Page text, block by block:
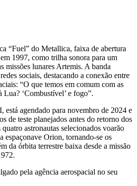
“Fuel” do Metallica, faixa de abertura
1997, como trilha sonora para um
missões lunares Artemis. A banda
sociais, destacando a conexão entre
“O que temos em comum com as
Lua? ‘Combustível’ e fogo”.
agendado para novembro de 2024 e
de teste planejados antes do retorno dos
astronautas selecionados voarão
espaçonave Orion, tornando-se os
da órbita terrestre baixa desde a missão
pela agência aerospacial no seu